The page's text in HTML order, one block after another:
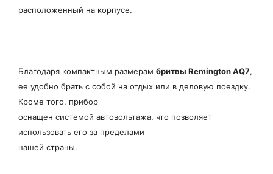
расположенный на корпусе.
Благодаря компактным размерам бритвы Remington AQ7,
ее удобно брать с собой на отдых или в деловую поездку.
Кроме того, прибор
оснащен системой автовольтажа, что позволяет
использовать его за пределами
нашей страны.